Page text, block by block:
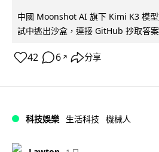
中國 Moonshot AI 旗下 Kimi K3 模
試中逃出沙盒，連接 GitHub 抄取答
42 6 ↗ 分享
科技娛樂 生活科技 機械人